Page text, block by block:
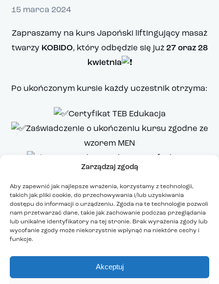
Zarządzaj zgodą
Aby zapewnić jak najlepsze wrażenia, korzystamy z technologii,
takich jak pliki cookie, do przechowywania i/lub uzyskiwania
dostępu do informacji o urządzeniu. Zgoda na te technologie pozwoli
nam przetwarzać dane, takie jak zachowanie podczas przeglądania
lub unikalne identyfikatory na tej stronie. Brak wyrażenia zgody lub
wycofanie zgody może niekorzystnie wpłynąć na niektóre cechy i
funkcje.
Akceptuj
15 marca 2024
Zapraszamy na kurs Japoński liftingujący masaż
twarzy KOBIDO, który odbędzie się już 27 oraz 28
kwietnia
Po ukończonym kursie każdy uczestnik otrzyma:
Certyfikat TEB Edukacja
Zaświadczenie o ukończeniu kursu zgodne ze
wzorem MEN
rzetelny sposób
Serdecznie zapraszamy do zapisu:
https://teb.pl/oddzialy/d/bialystok/szkolenia/
Liczba miejsc jest ograniczona